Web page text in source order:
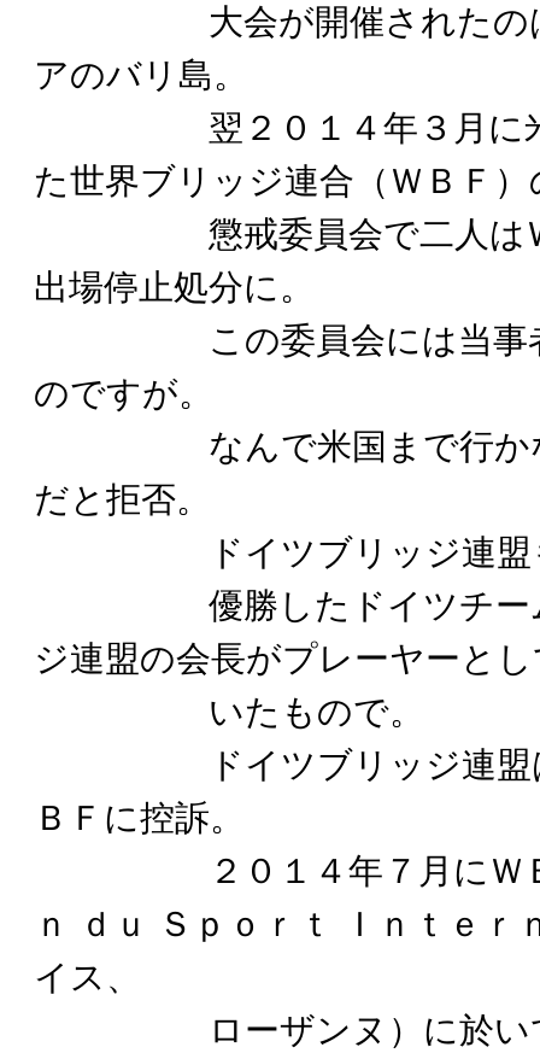
大会が開催されたのは
アのバリ島。
翌２０１４年３月に米
た世界ブリッジ連合（ＷＢＦ）
懲戒委員会で二人はＷ
出場停止処分に。
この委員会には当事者
のですが。
なんで米国まで行かな
だと拒否。
ドイツブリッジ連盟も
優勝したドイツチーム
ジ連盟の会長がプレーヤーと
いたもので。
ドイツブリッジ連盟は
ＢＦに控訴。
２０１４年７月にＷＢ
ｎ ｄｕ Ｓｐｏｒｔ Ｉｎｔｅｒ
イス、
ローザンヌ）に於いて